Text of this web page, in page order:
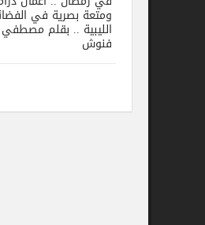
ومتعة بصرية في الفضائيات
الليبية .. بقلم مصطفي